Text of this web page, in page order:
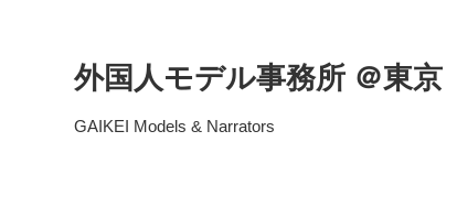
外国人モデル事務所 ＠東京
GAIKEI Models & Narrators